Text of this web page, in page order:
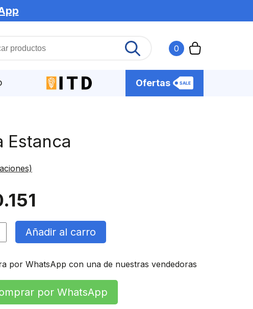
0
Ofertas
Estanca
Añadir al carro
por WhatsApp con una de nuestras vendedoras
por WhatsApp